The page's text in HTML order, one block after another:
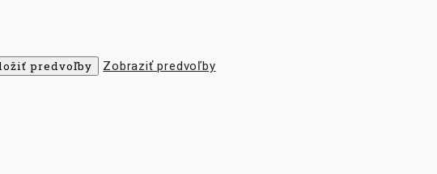
predvoľby Zobraziť predvoľby